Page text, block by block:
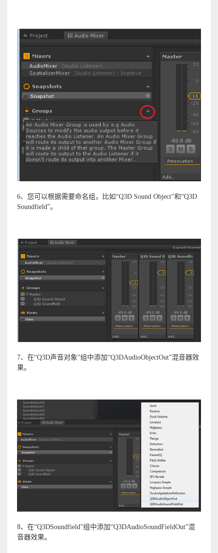
6、您可以根据需要命名组，比如“Q3D Sound Object”和“Q3D
Soundfield”。
7、在“Q3D声音对象”组中添加“Q3DAudioObjectOut”混音器效
果。
8、在“Q3DSoundfield”组中添加“Q3DAudioSoundFieldOut”混
音器效果。